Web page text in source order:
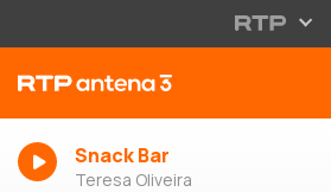
Snack Bar
Teresa Oliveira